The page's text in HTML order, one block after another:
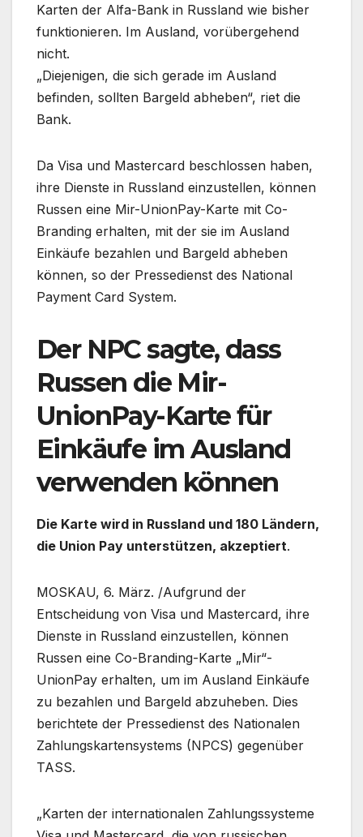
Karten der Alfa-Bank in Russland wie bisher
funktionieren. Im Ausland, vorübergehend
nicht.
„Diejenigen, die sich gerade im Ausland
befinden, sollten Bargeld abheben“, riet die
Bank.
Da Visa und Mastercard beschlossen haben,
ihre Dienste in Russland einzustellen, können
Russen eine Mir-UnionPay-Karte mit Co-
Branding erhalten, mit der sie im Ausland
Einkäufe bezahlen und Bargeld abheben
können, so der Pressedienst des National
Payment Card System.
Der NPC sagte, dass
Russen die Mir-
UnionPay-Karte für
Einkäufe im Ausland
verwenden können
Die Karte wird in Russland und 180 Ländern,
die Union Pay unterstützen, akzeptiert.
MOSKAU, 6. März. /Aufgrund der
Entscheidung von Visa und Mastercard, ihre
Dienste in Russland einzustellen, können
Russen eine Co-Branding-Karte „Mir“-
UnionPay erhalten, um im Ausland Einkäufe
zu bezahlen und Bargeld abzuheben. Dies
berichtete der Pressedienst des Nationalen
Zahlungskartensystems (NPCS) gegenüber
TASS.
„Karten der internationalen Zahlungssysteme